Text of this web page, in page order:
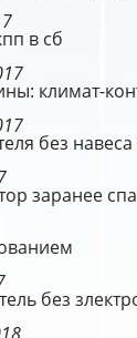
в сб
климат-
без
заранее
без